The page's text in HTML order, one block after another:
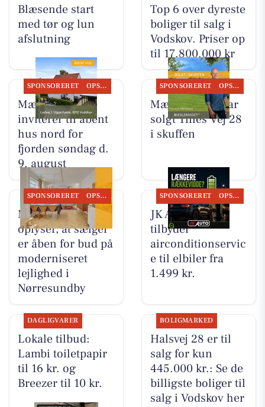
Blæsende start
med tør og lun
afslutning
Top 6 over dyreste
boliger til salg i
Vodskov. Priser op
til 17.800.000 kr
SPONSORERET OPSLAGSTAVLEN
Mæglerhuset
inviterer til åbent
hus nord for
fjorden søndag d.
9. august
SPONSORERET OPSLAGSTAVLEN
Mæglerhuset har
solgt Tines Vej 28
i skuffen
SPONSORERET OPSLAGSTAVLEN
Mæglerhuset
oplyser, at sælger
er åben for bud på
moderniseret
lejlighed i
Nørresundby
SPONSORERET OPSLAGSTAVLEN
JK Auto ApS
tilbyder
airconditionservic
e til elbiler fra
1.499 kr.
DAGLIGVARER
Lokale tilbud:
Lambi toiletpapir
til 16 kr. og
Breezer til 10 kr.
BOLIGMARKED
Halsvej 28 er til
salg for kun
445.000 kr.: Se de
billigste boliger til
salg i Vodskov her